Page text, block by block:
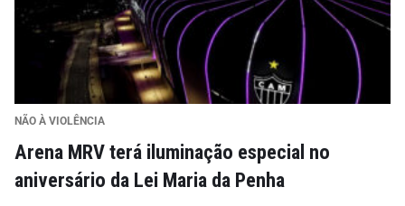
NÃO À VIOLÊNCIA
Arena MRV terá iluminação especial no
aniversário da Lei Maria da Penha